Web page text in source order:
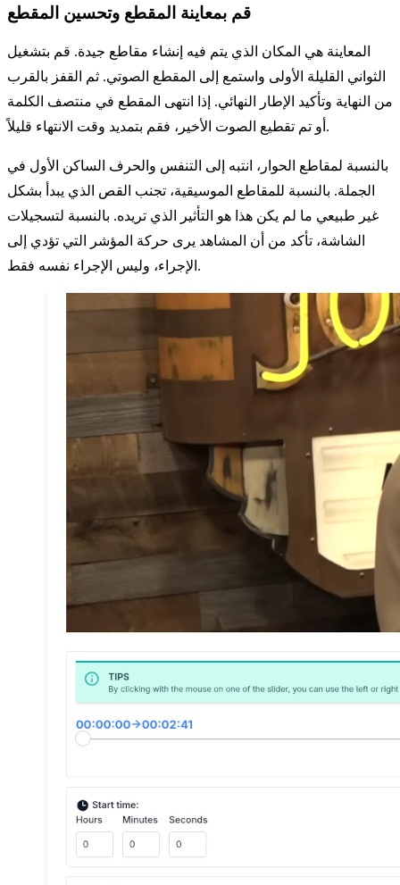
قم بمعاينة المقطع وتحسين المقطع
المعاينة هي المكان الذي يتم فيه إنشاء مقاطع جيدة. قم بتشغيل
الثواني القليلة الأولى واستمع إلى المقطع الصوتي. ثم القفز بالقرب
من النهاية وتأكيد الإطار النهائي. إذا انتهى المقطع في منتصف الكلمة
أو تم تقطيع الصوت الأخير، فقم بتمديد وقت الانتهاء قليلاً.
بالنسبة لمقاطع الحوار، انتبه إلى التنفس والحرف الساكن الأول في
الجملة. بالنسبة للمقاطع الموسيقية، تجنب القص الذي يبدأ بشكل
غير طبيعي ما لم يكن هذا هو التأثير الذي تريده. بالنسبة لتسجيلات
الشاشة، تأكد من أن المشاهد يرى حركة المؤشر التي تؤدي إلى
الإجراء، وليس الإجراء نفسه فقط.